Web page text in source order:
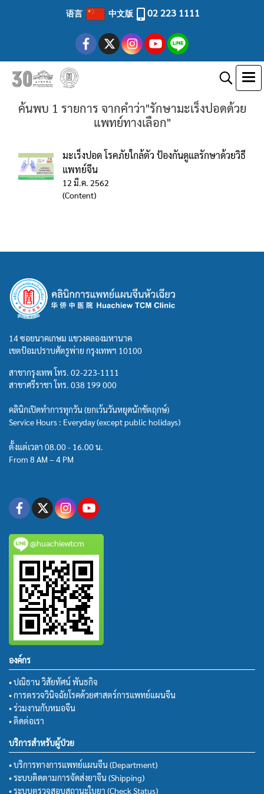
语言 中文版 02 223 1111
ค้นพบ 1 รายการ จากคำว่า"รักษามะเร็งปอดด้วย
แพทย์ทางเลือก"
มะเร็งปอด โรคภัยใกล้ตัว ป้องกันดูแลรักษาด้วยวิธี
แพทย์จีน
12 มี.ค. 2562
(Content)
14 ซอยนาคเกษม แขวงคลองมหานาค
เขตป้อมปราบศัตรูพ่าย กรุงเทพฯ 10100
สาขากรุงเทพ โทร. 02-223-1111
สาขาศรีราชา โทร. 038 199 000
คลินิกเปิดทำการทุกวัน (ยกเว้นวันหยุดนักขัตฤกษ์)
Service Hours : Everyday (except public holidays)
ตั้งแต่เวลา 08.00 - 16.00 น.
From 8 AM – 4 PM
@huachiewtcm
องค์กร
• ปณิธาน วิสัยทัศน์ พันธกิจ
• การตรวจวินิจฉัยโรคด้วยศาสตร์การแพทย์แผนจีน
• ร่วมงานกับหมอจีน
• ติดต่อเรา
บริการสำหรับผู้ป่วย
• บริการทางการแพทย์แผนจีน (Department)
• ระบบติดตามการจัดส่งยาจีน (Shipping)
• ระบบตรวจสอบสถานะใบยา (Check Status)